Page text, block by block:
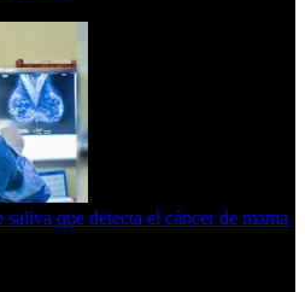
que detecta el cáncer de mama